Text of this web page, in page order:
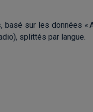
sur les données «
splittés par langue.